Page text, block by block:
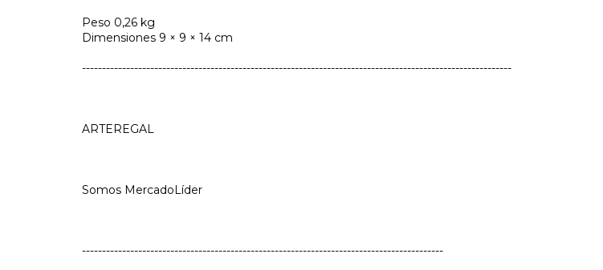
Peso 0,26 kg
Dimensiones 9 × 9 × 14 cm
-----------------------------------------------------------------------------------------------------------
ARTEREGAL
Somos MercadoLíder
------------------------------------------------------------------------------------------